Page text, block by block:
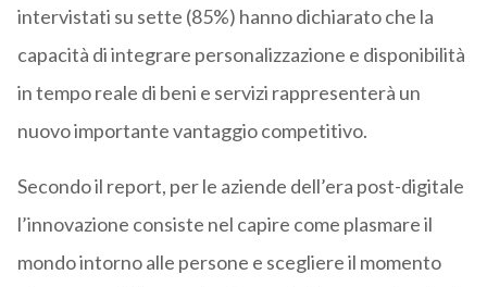
intervistati su sette (85%) hanno dichiarato che la
capacità di integrare personalizzazione e disponibilità
in tempo reale di beni e servizi rappresenterà un
nuovo importante vantaggio competitivo.
Secondo il report, per le aziende dell’era post-digitale
l’innovazione consiste nel capire come plasmare il
mondo intorno alle persone e scegliere il momento